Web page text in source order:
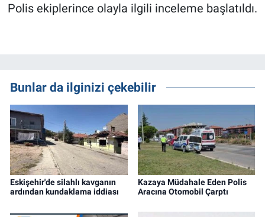
Polis ekiplerince olayla ilgili inceleme başlatıldı.
Bunlar da ilginizi çekebilir
Eskişehir'de silahlı kavganın
ardından kundaklama iddiası
Kazaya Müdahale Eden Polis
Aracına Otomobil Çarptı